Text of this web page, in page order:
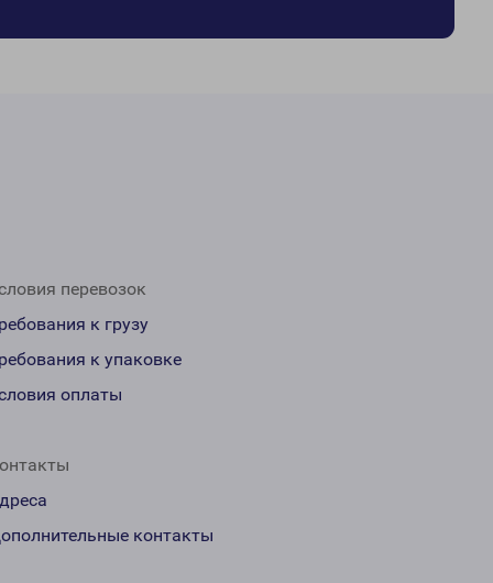
перевозок
к грузу
к упаковке
оплаты
контакты